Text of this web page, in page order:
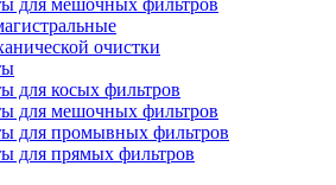
очистки
для косых фильтров
для мешочных фильтров
для промывных фильтров
для прямых фильтров